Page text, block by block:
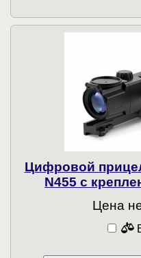
Цифровой
N455 с
Цена